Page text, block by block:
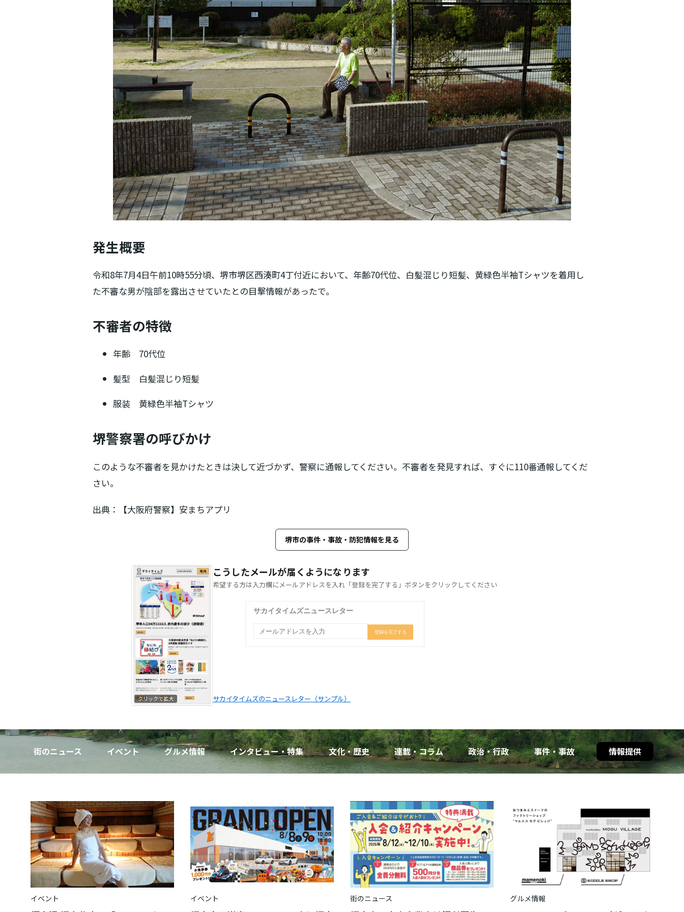
発生概要
令和8年7月4日午前10時55分頃、堺市堺区西湊町4丁付近において、年齢70代位、白髪混じり短髪、黄緑色半袖Tシャツを着用し
た不審な男が陰部を露出させていたとの目撃情報があったで。
不審者の特徴
年齢 70代位
髪型 白髪混じり短髪
服装 黄緑色半袖Tシャツ
堺警察署の呼びかけ
このような不審者を見かけたときは決して近づかず、警察に通報してください。不審者を発見すれば、すぐに110番通報してくだ
さい。
出典：【大阪府警察】安まちアプリ
堺市の事件・事故・防犯情報を見る
クリックで拡大
こうしたメールが届くようになります
希望する方は入力欄にメールアドレスを入れ「登録を完了する」ボタンをクリックしてください
サカイタイムズのニュースレター（サンプル）
街のニュース イベント グルメ情報 インタビュー・特集 文化・歴史 連載・コラム 政治・行政 事件・事故 情報提供
イベント イベント 街のニュース グルメ情報